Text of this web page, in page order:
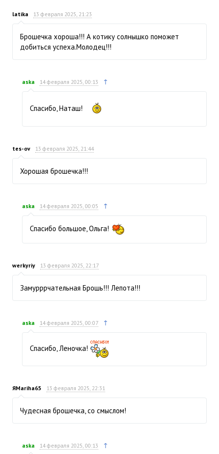
latika 13 февраля 2025, 21:23
Брошечка хороша!!! А котику солнышко поможет
добиться успеха.Молодец!!!
aska 14 февраля 2025, 00:13 ↑
Спасибо, Наташ!
tes-ov 13 февраля 2025, 21:44
Хорошая брошечка!!!
aska 14 февраля 2025, 00:05 ↑
Спасибо большое, Ольга!
werkyriy 13 февраля 2025, 22:17
Замурррчательная Брошь!!! Лепота!!!
aska 14 февраля 2025, 00:07 ↑
Спасибо, Леночка!
ЯMariha65 13 февраля 2025, 22:31
Чудесная брошечка, со смыслом!
aska 14 февраля 2025, 00:13 ↑